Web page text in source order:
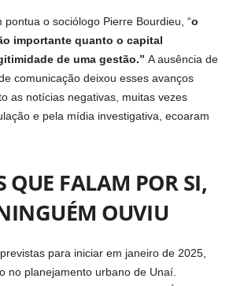
pontua o sociólogo Pierre Bourdieu, “o
importante quanto o capital
de uma gestão.” A ausência de
comunicação deixou esses avanços
as notícias negativas, muitas vezes
e pela mídia investigativa, ecoaram
QUE FALAM POR SI,
OUVIU
para iniciar em janeiro de 2025,
no planejamento urbano de Unaí.